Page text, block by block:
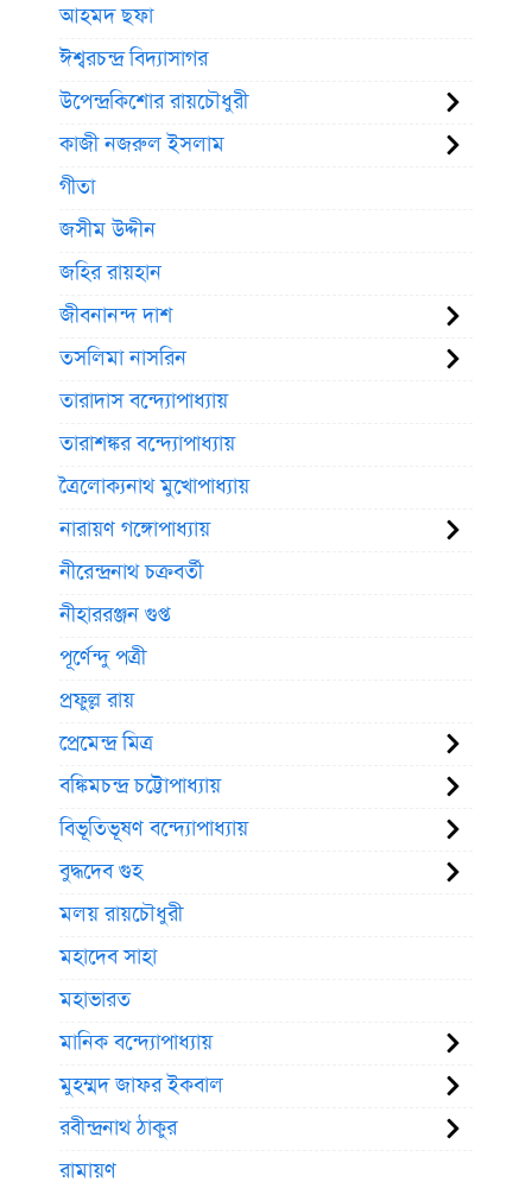
আহমদ ছফা
ঈশ্বরচন্দ্র বিদ্যাসাগর
উপেন্দ্রকিশোর রায়চৌধুরী
কাজী নজরুল ইসলাম
গীতা
জসীম উদ্দীন
জহির রায়হান
জীবনানন্দ দাশ
তসলিমা নাসরিন
তারাদাস বন্দ্যোপাধ্যায়
তারাশঙ্কর বন্দ্যোপাধ্যায়
ত্রৈলোক্যনাথ মুখোপাধ্যায়
নারায়ণ গঙ্গোপাধ্যায়
নীরেন্দ্রনাথ চক্রবর্তী
নীহাররঞ্জন গুপ্ত
পূর্ণেন্দু পত্রী
প্রফুল্ল রায়
প্রেমেন্দ্র মিত্র
বঙ্কিমচন্দ্র চট্টোপাধ্যায়
বিভূতিভূষণ বন্দ্যোপাধ্যায়
বুদ্ধদেব গুহ
মলয় রায়চৌধুরী
মহাদেব সাহা
মহাভারত
মানিক বন্দ্যোপাধ্যায়
মুহম্মদ জাফর ইকবাল
রবীন্দ্রনাথ ঠাকুর
রামায়ণ